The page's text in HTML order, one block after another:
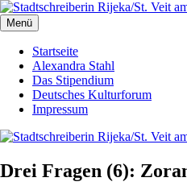
Zum
Inhalt
springen
Stadtschreiberin Rijeka/St. Veit am
Die Journalistin Alexandra Stahl
Kulturhauptstadt 2020
Menü
Startseite
Alexandra Stahl
Das Stipendium
Deutsches Kulturforum
Impressum
Drei Fragen (6):